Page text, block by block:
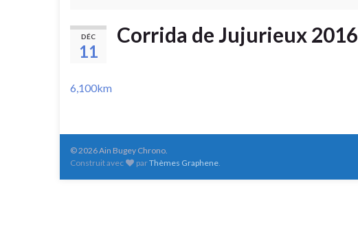
DÉC
11
Corrida de Jujurieux 2016
6,100km
© 2026 Ain Bugey Chrono.
Construit avec
parThèmes Graphene.